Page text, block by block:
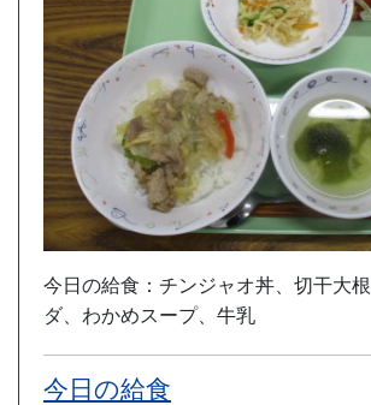
今日の給食：チンジャオ丼、切干大
ダ、わかめスープ、牛乳
今日の給食